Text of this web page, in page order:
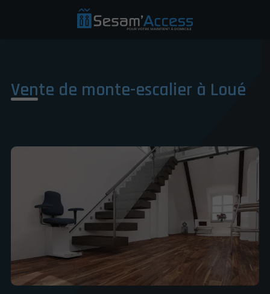
Vente de monte-escalier à Loué